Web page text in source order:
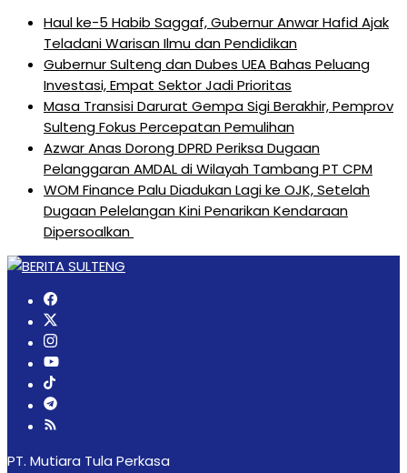
Haul ke-5 Habib Saggaf, Gubernur Anwar Hafid Ajak
Teladani Warisan Ilmu dan Pendidikan
Gubernur Sulteng dan Dubes UEA Bahas Peluang
Investasi, Empat Sektor Jadi Prioritas
Masa Transisi Darurat Gempa Sigi Berakhir, Pemprov
Sulteng Fokus Percepatan Pemulihan
Azwar Anas Dorong DPRD Periksa Dugaan
Pelanggaran AMDAL di Wilayah Tambang PT CPM
‎WOM Finance Palu Diadukan Lagi ke OJK, Setelah
Dugaan Pelelangan Kini Penarikan Kendaraan
Dipersoalkan ‎
PT. Mutiara Tula Perkasa